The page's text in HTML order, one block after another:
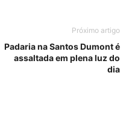
Próximo artigo
Padaria na Santos Dumont é
assaltada em plena luz do
dia